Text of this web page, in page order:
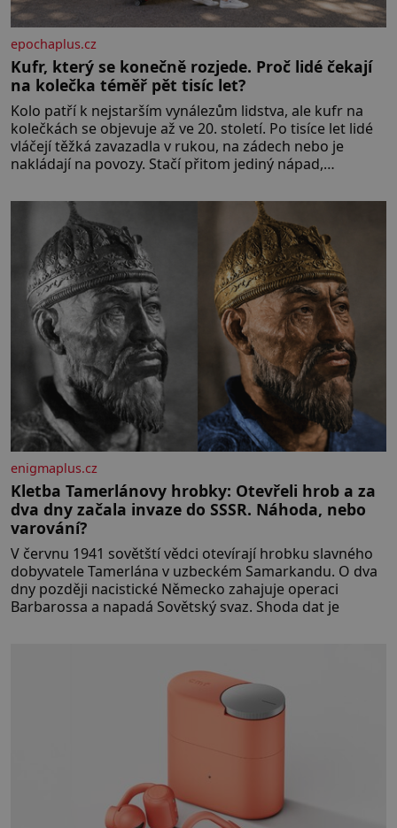
epochaplus.cz
Kufr, který se konečně rozjede. Proč lidé čekají
na kolečka téměř pět tisíc let?
Kolo patří k nejstarším vynálezům lidstva, ale kufr na
kolečkách se objevuje až ve 20. století. Po tisíce let lidé
vláčejí těžká zavazadla v rukou, na zádech nebo je
nakládají na povozy. Stačí přitom jediný nápad,
dlouho nedostane. Až jednou se na letišti ozve věta,
která změní
enigmaplus.cz
Kletba Tamerlánovy hrobky: Otevřeli hrob a za
dva dny začala invaze do SSSR. Náhoda, nebo
varování?
V červnu 1941 sovětští vědci otevírají hrobku slavného
dobyvatele Tamerlána v uzbeckém Samarkandu. O dva
dny později nacistické Německo zahajuje operaci
Barbarossa a napadá Sovětský svaz. Shoda dat je